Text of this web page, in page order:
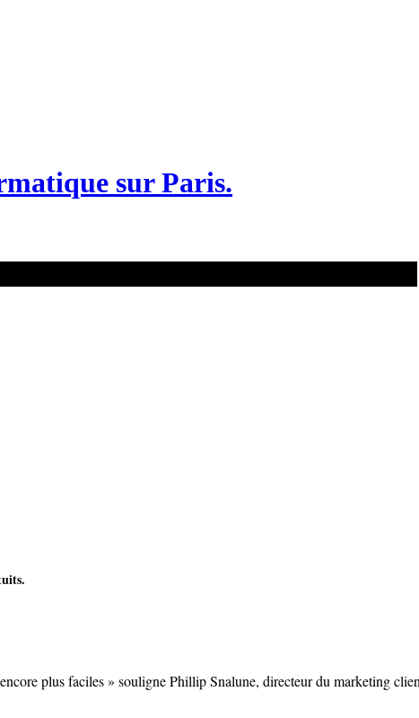
sur Paris.
plus faciles » souligne Phillip Snalune, directeur du marketing